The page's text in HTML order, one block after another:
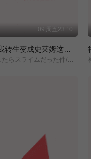
09|周五23:10
关于我转生变成史莱姆这档事 第四季
転生したらスライムだった件/第4期/